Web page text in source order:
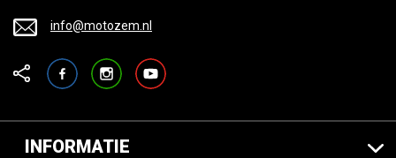
info@motozem.nl
FacebookInstagramYouTube
INFORMATIE